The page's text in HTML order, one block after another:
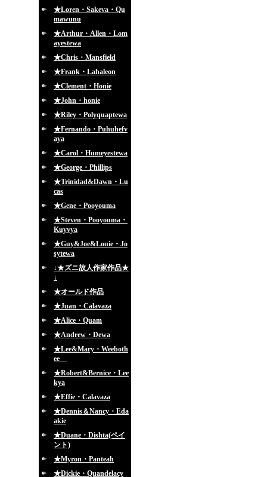
★Loren・Sakeva・Qu
mawunu
★Arthur・Allen・Lom
ayestewa
★Chris・Mansfield
★Frank・Lahaleon
★Clement・Honie
★John・honie
★Riley・Polyquaptewa
★Fernando・Puhuhefv
aya
★Carol・Humeyestewa
★George・Phillips
★Trinidad&Dawn・Lu
cas
★Gene・Pooyouma
★Steven・Pooyouma・
Kuyvya
★Guy&Joe&Louie・Jo
sytewa
↓★ズニ故人作家作品★
↓
★オールド作品
★Juan・Calavaza
★Alice・Quam
★Andrew・Dewa
★Lee&Mary・Weeboth
ee
★Robert&Bernice・Lee
kya
★Effie・Calavaza
★Dennis＆Nancy・Eda
akie
★Duane・Dishta(ペイ
ント)
★Myron・Panteah
★Dickie・Quandelacy